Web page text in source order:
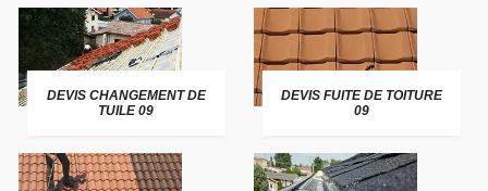
DEVIS CHANGEMENT DE
TUILE 09
DEVIS FUITE DE TOITURE
09